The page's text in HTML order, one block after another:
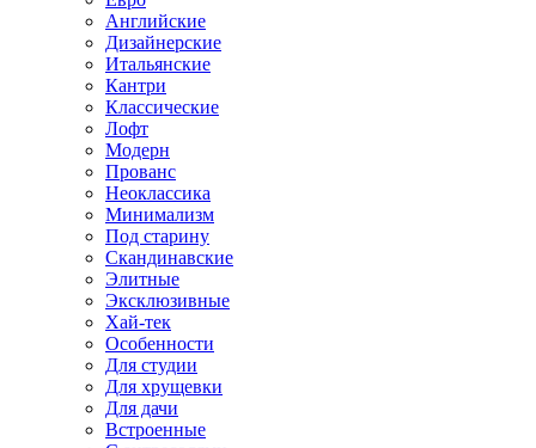
Английские
Дизайнерские
Итальянские
Кантри
Классические
Лофт
Модерн
Прованс
Неоклассика
Минимализм
Под старину
Скандинавские
Элитные
Эксклюзивные
Хай-тек
Особенности
Для студии
Для хрущевки
Для дачи
Встроенные